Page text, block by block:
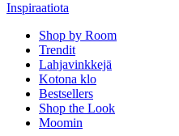
Inspiraatiota
Shop by Room
Trendit
Lahjavinkkejä
Kotona klo
Bestsellers
Shop the Look
Moomin